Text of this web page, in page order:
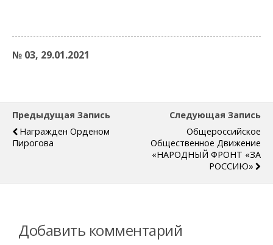
№ 03, 29.01.2021
Предыдущая Запись
Награжден Орденом
Пирогова
Следующая Запись
Общероссийское
Общественное Движение
«НАРОДНЫЙ ФРОНТ «ЗА
РОССИЮ»
Добавить комментарий